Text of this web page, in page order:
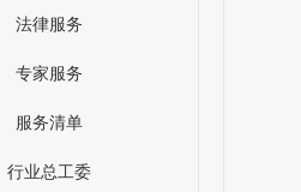
法律服务
专家服务
服务清单
行业总工委